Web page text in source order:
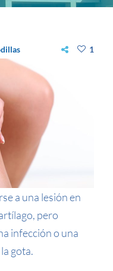
1
a una lesión en
pero
infección o una
gota.